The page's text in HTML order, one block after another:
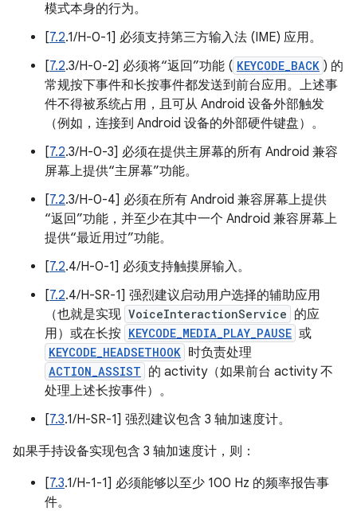
模式本身的行为。
[7.2.1/H-0-1] 必须支持第三方输入法 (IME) 应用。
[7.2.3/H-0-2] 必须将“返回”功能 ( KEYCODE_BACK ) 的
常规按下事件和长按事件都发送到前台应用。上述事
件不得被系统占用，且可从 Android 设备外部触发
（例如，连接到 Android 设备的外部硬件键盘）。
[7.2.3/H-0-3] 必须在提供主屏幕的所有 Android 兼容
屏幕上提供“主屏幕”功能。
[7.2.3/H-0-4] 必须在所有 Android 兼容屏幕上提供
“返回”功能，并至少在其中一个 Android 兼容屏幕上
提供“最近用过”功能。
[7.2.4/H-0-1] 必须支持触摸屏输入。
[7.2.4/H-SR-1] 强烈建议启动用户选择的辅助应用
（也就是实现 VoiceInteractionService 的应
用）或在长按 KEYCODE_MEDIA_PLAY_PAUSE 或
KEYCODE_HEADSETHOOK 时负责处理
ACTION_ASSIST 的 activity（如果前台 activity 不
处理上述长按事件）。
[7.3.1/H-SR-1] 强烈建议包含 3 轴加速度计。
如果手持设备实现包含 3 轴加速度计，则：
[7.3.1/H-1-1] 必须能够以至少 100 Hz 的频率报告事
件。